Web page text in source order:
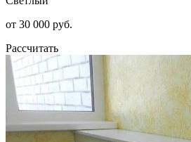
от 30 000 руб.
Рассчитать